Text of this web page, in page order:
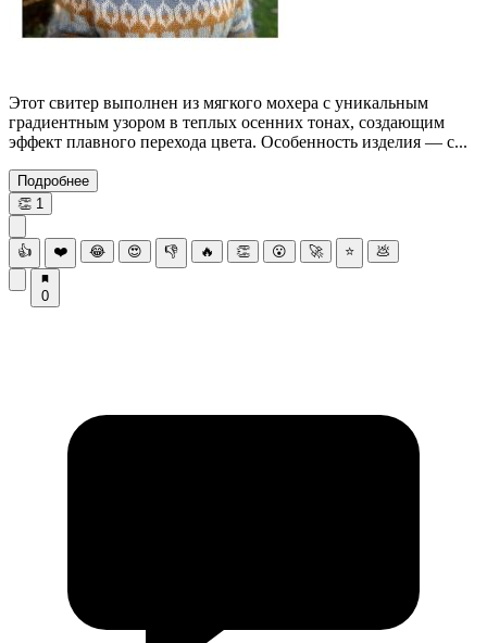
Этот свитер выполнен из мягкого мохера с уникальным
градиентным узором в теплых осенних тонах, создающим
эффект плавного перехода цвета. Особенность изделия — с...
Подробнее
👏 1
👍 ❤️ 😂 😍 👎 🔥 👏 😮 🚀 ⭐ 💩
0